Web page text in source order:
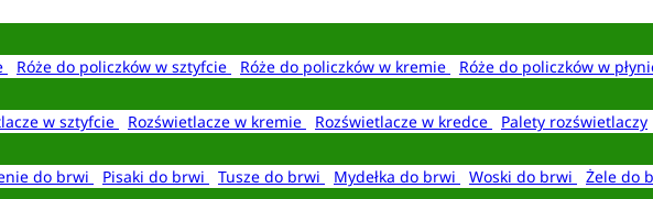
Róże do policzków w sztyfcie Róże do policzków w kremie Róże do policzków w
w sztyfcie Rozświetlacze w kremie Rozświetlacze w kredce
Palety rozświetlaczy
do brwi Pisaki do brwi Tusze do brwi Mydełka do brwi Woski do brwi Żele do